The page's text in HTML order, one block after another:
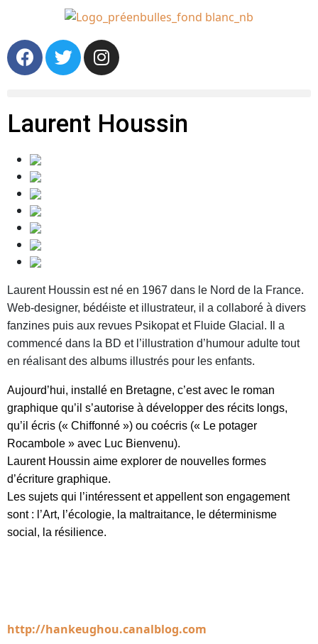
Laurent Houssin
Laurent Houssin est né en 1967 dans le Nord de la France.
Web-designer, bédéiste et illustrateur, il a collaboré à divers
fanzines puis aux revues Psikopat et Fluide Glacial. Il a
commencé dans la BD et l’illustration d’humour adulte tout
en réalisant des albums illustrés pour les enfants.
Aujourd’hui, installé en Bretagne, c’est avec le roman
graphique qu’il s’autorise à développer des récits longs,
qu’il écris (« Chiffonné ») ou coécris (« Le potager
Rocambole » avec Luc Bienvenu).
Laurent Houssin aime explorer de nouvelles formes
d’écriture graphique.
Les sujets qui l’intéressent et appellent son engagement
sont : l’Art, l’écologie, la maltraitance, le déterminisme
social, la résilience.
http://hankeughou.canalblog.com